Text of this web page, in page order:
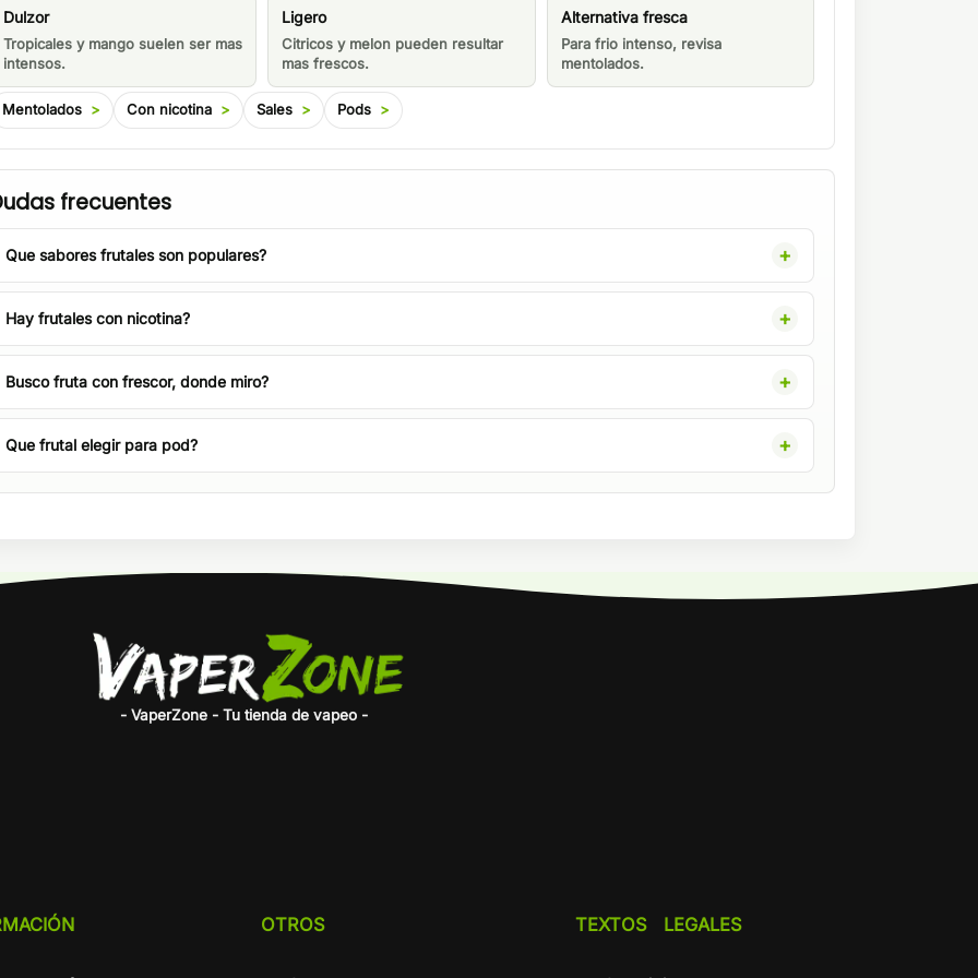
Dulzor
Tropicales y mango suelen ser mas
intensos.
Ligero
Citricos y melon pueden resultar
mas frescos.
Alternativa fresca
Para frio intenso, revisa
mentolados.
Mentolados Con nicotina Sales Pods
frecuentes
Que sabores frutales son populares?
Hay frutales con nicotina?
Busco fruta con frescor, donde miro?
Que frutal elegir para pod?
- VaperZone - Tu tienda de vapeo -
OTROS TEXTOS LEGALES